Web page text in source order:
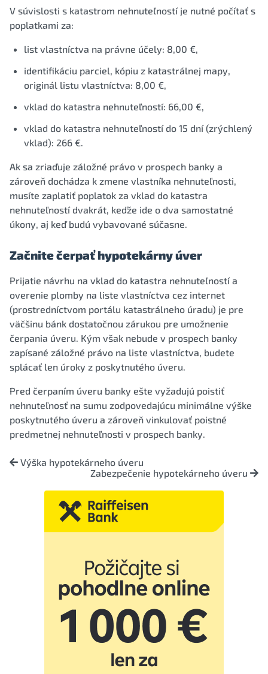
V súvislosti s katastrom nehnuteľností je nutné počítať s
poplatkami za:
list vlastníctva na právne účely: 8,00 €,
identifikáciu parciel, kópiu z katastrálnej mapy,
originál listu vlastníctva: 8,00 €,
vklad do katastra nehnuteľností: 66,00 €,
vklad do katastra nehnuteľností do 15 dní (zrýchlený
vklad): 266 €.
Ak sa zriaďuje záložné právo v prospech banky a
zároveň dochádza k zmene vlastníka nehnuteľnosti,
musíte zaplatiť poplatok za vklad do katastra
nehnuteľností dvakrát, keďže ide o dva samostatné
úkony, aj keď budú vybavované súčasne.
Začnite čerpať hypotekárny úver
Prijatie návrhu na vklad do katastra nehnuteľností a
overenie plomby na liste vlastníctva cez internet
(prostredníctvom portálu katastrálneho úradu) je pre
väčšinu bánk dostatočnou zárukou pre umožnenie
čerpania úveru. Kým však nebude v prospech banky
zapísané záložné právo na liste vlastníctva, budete
splácať len úroky z poskytnutého úveru.
Pred čerpaním úveru banky ešte vyžadujú poistiť
nehnuteľnosť na sumu zodpovedajúcu minimálne výške
poskytnutého úveru a zároveň vinkulovať poistné
predmetnej nehnuteľnosti v prospech banky.
Výška hypotekárneho úveru
Zabezpečenie hypotekárneho úveru